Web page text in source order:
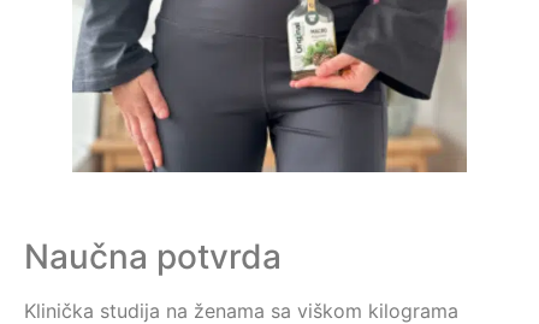
Naučna potvrda
Klinička studija na ženama sa viškom kilograma